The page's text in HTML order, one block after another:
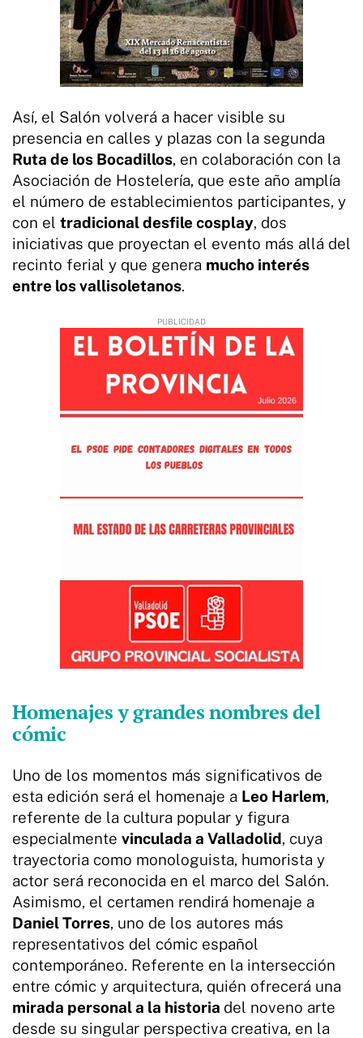
Así, el Salón volverá a hacer visible su
presencia en calles y plazas con la segunda
Ruta de los Bocadillos, en colaboración con la
Asociación de Hostelería, que este año amplía
el número de establecimientos participantes, y
con el tradicional desfile cosplay, dos
iniciativas que proyectan el evento más allá del
recinto ferial y que genera mucho interés
entre los vallisoletanos.
Homenajes y grandes nombres del
cómic
Uno de los momentos más significativos de
esta edición será el homenaje a Leo Harlem,
referente de la cultura popular y figura
especialmente vinculada a Valladolid, cuya
trayectoria como monologuista, humorista y
actor será reconocida en el marco del Salón.
Asimismo, el certamen rendirá homenaje a
Daniel Torres, uno de los autores más
representativos del cómic español
contemporáneo. Referente en la intersección
entre cómic y arquitectura, quién ofrecerá una
mirada personal a la historia del noveno arte
desde su singular perspectiva creativa, en la